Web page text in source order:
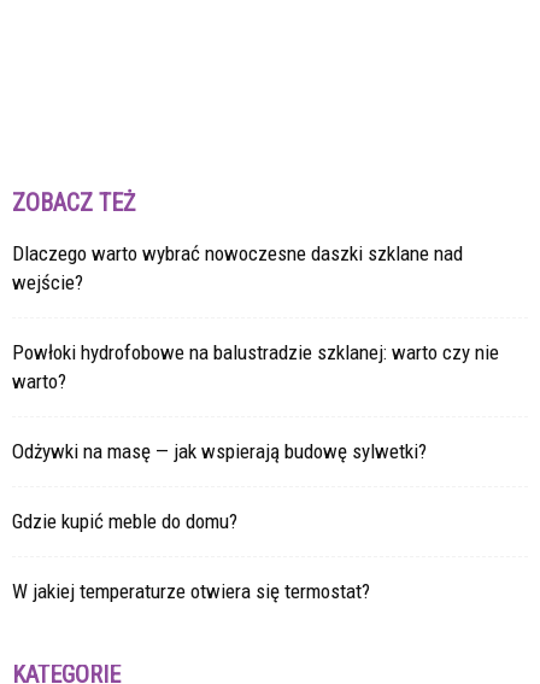
ZOBACZ TEŻ
Dlaczego warto wybrać nowoczesne daszki szklane nad
wejście?
Powłoki hydrofobowe na balustradzie szklanej: warto czy nie
warto?
Odżywki na masę — jak wspierają budowę sylwetki?
Gdzie kupić meble do domu?
W jakiej temperaturze otwiera się termostat?
KATEGORIE